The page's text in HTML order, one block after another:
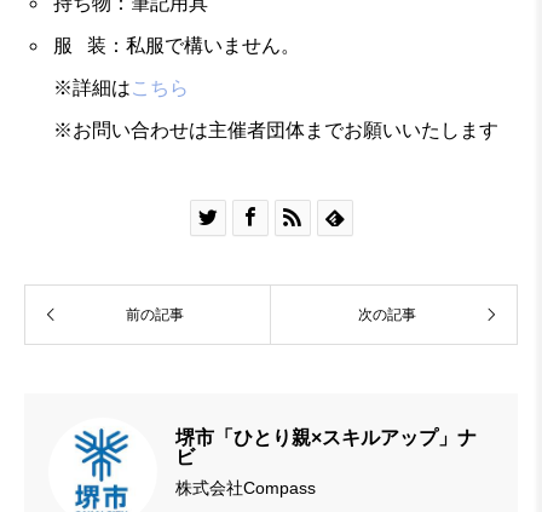
服 装：私服で構いません。
※詳細はこちら
※お問い合わせは主催者団体までお願いいたします
   
前の記事 次の記事
堺市「ひとり親×スキルアップ」ナ
ビ
株式会社Compass